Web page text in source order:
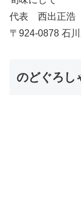
代表 西出正浩
〒924-0878 石
のどぐろし